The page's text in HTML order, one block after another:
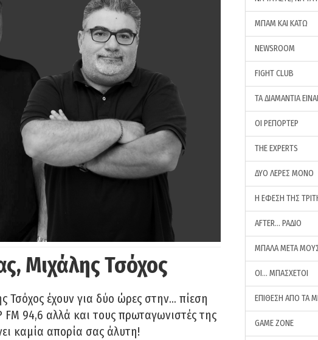
Μιχάλης Τσόχος
Τσόχος έχουν για δύο ώρες στην… πίεση
94,6 αλλά και τους πρωταγωνιστές της
καμία απορία σας άλυτη!
ΜΠΑΜ ΚΑΙ ΚΑΤΩ
NEWSROOM
FIGHT CLUB
ΤΑ ΔΙΑΜΑΝΤΙΑ
ΟΙ ΡΕΠΟΡΤΕΡ
THE EXPERTS
ΔΥΟ ΛΕΡΕΣ ΜΟΝΟ
Η ΕΦΕΣΗ ΤΗΣ
AFTER… ΡΑΔΙΟ
ΜΠΑΛΑ ΜΕΤΑ
ΟΙ… ΜΠΑΣΧΕΤΟΙ
ΕΠΙΘΕΣΗ ΑΠΟ ΤΑ
GAME ZONE